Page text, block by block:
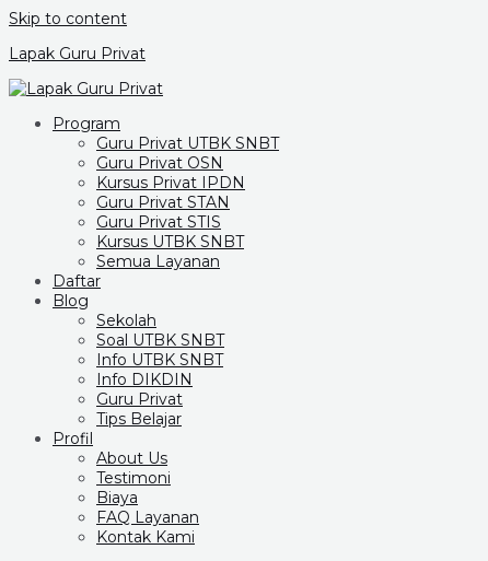
Skip to content
Lapak Guru Privat
Program
Guru Privat UTBK SNBT
Guru Privat OSN
Kursus Privat IPDN
Guru Privat STAN
Guru Privat STIS
Kursus UTBK SNBT
Semua Layanan
Daftar
Blog
Sekolah
Soal UTBK SNBT
Info UTBK SNBT
Info DIKDIN
Guru Privat
Tips Belajar
Profil
About Us
Testimoni
Biaya
FAQ Layanan
Kontak Kami